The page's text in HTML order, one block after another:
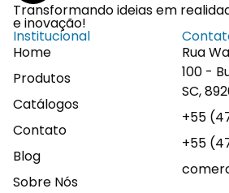
Transformando ideias em
e inovação!
Institucional
Home
Produtos
Catálogos
Contato
Blog
Sobre Nós
Rua
100 -
SC,
+55
+55